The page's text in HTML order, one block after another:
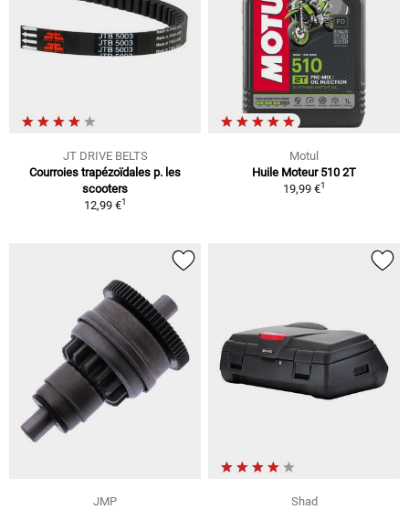
JT DRIVE BELTS
Courroies trapézoïdales p. les
scooters
12,99 €1
Motul
Huile Moteur 510 2T
19,99 €1
JMP
Shad